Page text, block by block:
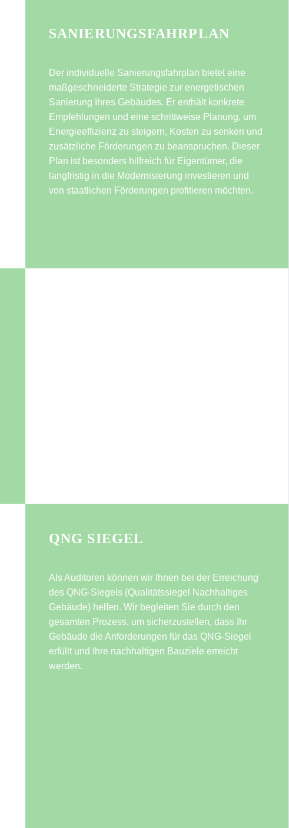
SANIERUNGSFAHRPLAN
Der individuelle Sanierungsfahrplan bietet eine
maßgeschneiderte Strategie zur energetischen
Sanierung Ihres Gebäudes. Er enthält konkrete
Empfehlungen und eine schrittweise Planung, um
Energieeffizienz zu steigern, Kosten zu senken und
zusätzliche Förderungen zu beanspruchen. Dieser
Plan ist besonders hilfreich für Eigentümer, die
langfristig in die Modernisierung investieren und
von staatlichen Förderungen profitieren möchten.
QNG SIEGEL
Als Auditoren können wir Ihnen bei der Erreichung
des QNG-Siegels (Qualitätssiegel Nachhaltiges
Gebäude) helfen. Wir begleiten Sie durch den
gesamten Prozess, um sicherzustellen, dass Ihr
Gebäude die Anforderungen für das QNG-Siegel
erfüllt und Ihre nachhaltigen Bauziele erreicht
werden.